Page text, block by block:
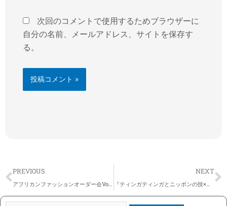
次回のコメントで使用するためブラウザーに
自分の名前、メールアドレス、サイトを保存す
る。
Prev
PREVIOUS NEXT
『ティンガティンガとニッポンの技×アフリカの色展』 ＠日本橋タカシマヤ のお知らせ